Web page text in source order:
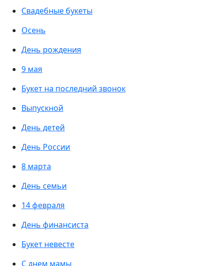
Свадебные букеты
Осень
День рождения
9 мая
Букет на последний звонок
Выпускной
День детей
День России
8 марта
День семьи
14 февраля
День финансиста
Букет невесте
С днем мамы